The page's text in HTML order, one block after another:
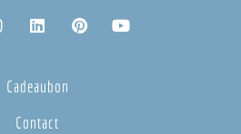
Cadeaubon
Contact